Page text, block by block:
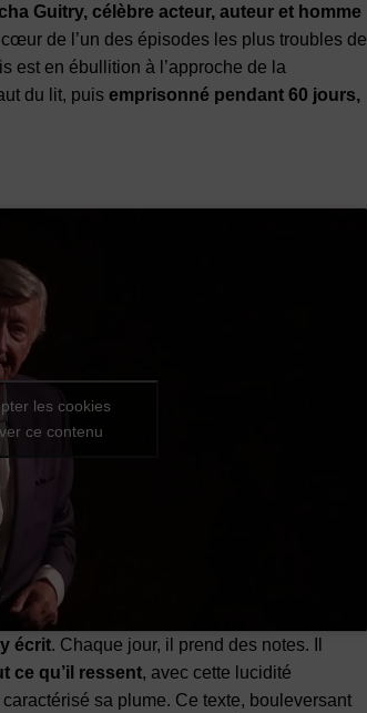
Guitry, célèbre acteur, auteur et homme
de l’un des épisodes les plus troubles de
est en ébullition à l’approche de la
du lit, puis emprisonné pendant 60 jours,
les cookies
ce contenu
écrit. Chaque jour, il prend des notes. Il
ce qu’il ressent, avec cette lucidité
sa plume. Ce texte, bouleversant